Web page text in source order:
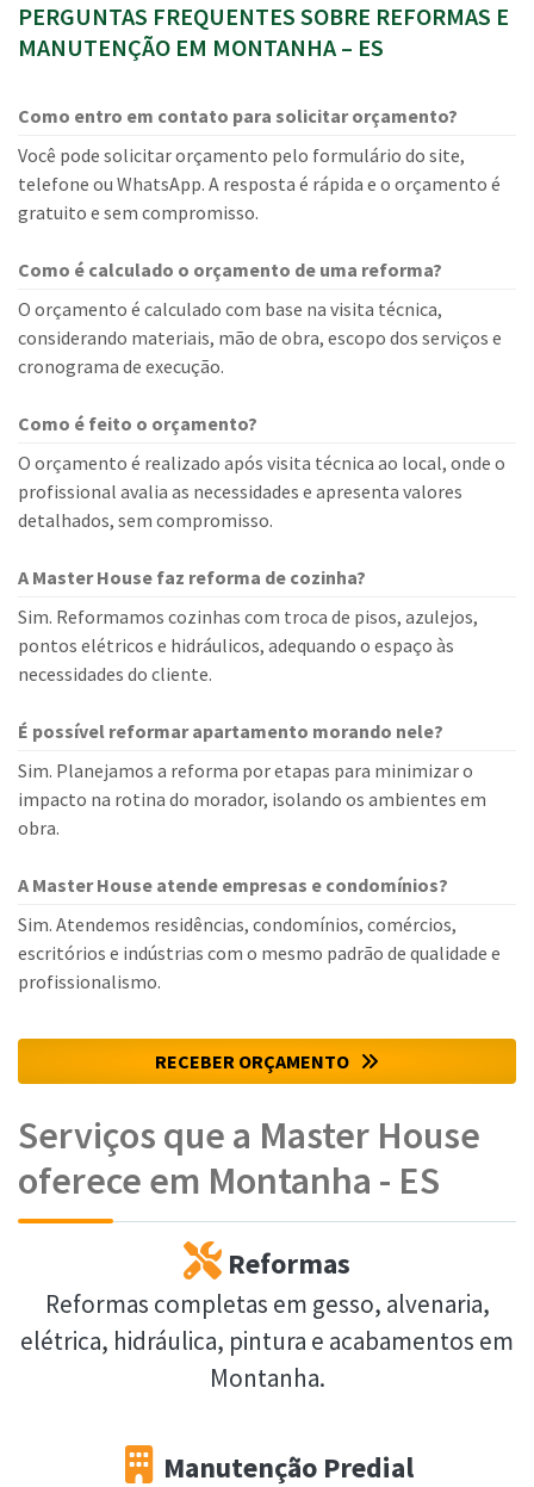
PERGUNTAS FREQUENTES SOBRE REFORMAS E
MANUTENÇÃO EM MONTANHA – ES
Como entro em contato para solicitar orçamento?
Você pode solicitar orçamento pelo formulário do site,
telefone ou WhatsApp. A resposta é rápida e o orçamento é
gratuito e sem compromisso.
Como é calculado o orçamento de uma reforma?
O orçamento é calculado com base na visita técnica,
considerando materiais, mão de obra, escopo dos serviços e
cronograma de execução.
Como é feito o orçamento?
O orçamento é realizado após visita técnica ao local, onde o
profissional avalia as necessidades e apresenta valores
detalhados, sem compromisso.
A Master House faz reforma de cozinha?
Sim. Reformamos cozinhas com troca de pisos, azulejos,
pontos elétricos e hidráulicos, adequando o espaço às
necessidades do cliente.
É possível reformar apartamento morando nele?
Sim. Planejamos a reforma por etapas para minimizar o
impacto na rotina do morador, isolando os ambientes em
obra.
A Master House atende empresas e condomínios?
Sim. Atendemos residências, condomínios, comércios,
escritórios e indústrias com o mesmo padrão de qualidade e
profissionalismo.
RECEBER ORÇAMENTO
Serviços que a Master House
oferece em Montanha - ES
Reformas
Reformas completas em gesso, alvenaria,
elétrica, hidráulica, pintura e acabamentos em
Montanha.
Manutenção Predial